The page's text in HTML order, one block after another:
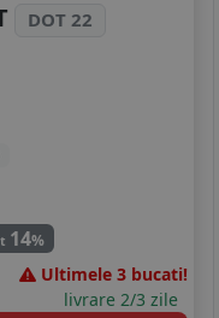
DOT 22
14%
Ultimele 3 bucati!
livrare 2/3 zile